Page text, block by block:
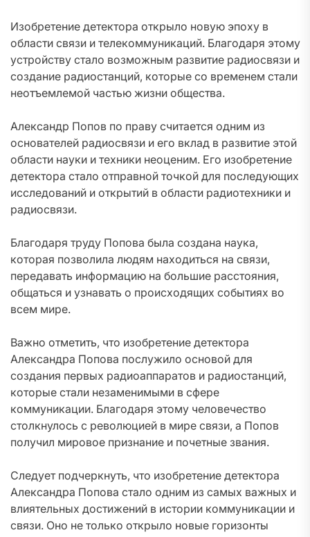
Изобретение детектора открыло новую эпоху в
области связи и телекоммуникаций. Благодаря этому
устройству стало возможным развитие радиосвязи и
создание радиостанций, которые со временем стали
неотъемлемой частью жизни общества.
Александр Попов по праву считается одним из
основателей радиосвязи и его вклад в развитие этой
области науки и техники неоценим. Его изобретение
детектора стало отправной точкой для последующих
исследований и открытий в области радиотехники и
радиосвязи.
Благодаря труду Попова была создана наука,
которая позволила людям находиться на связи,
передавать информацию на большие расстояния,
общаться и узнавать о происходящих событиях во
всем мире.
Важно отметить, что изобретение детектора
Александра Попова послужило основой для
создания первых радиоаппаратов и радиостанций,
которые стали незаменимыми в сфере
коммуникации. Благодаря этому человечество
столкнулось с революцией в мире связи, а Попов
получил мировое признание и почетные звания.
Следует подчеркнуть, что изобретение детектора
Александра Попова стало одним из самых важных и
влиятельных достижений в истории коммуникации и
связи. Оно не только открыло новые горизонты